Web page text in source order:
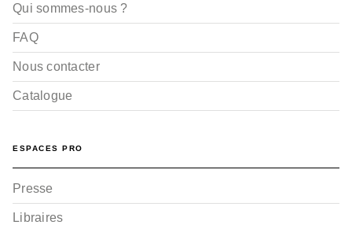
Qui sommes-nous ?
FAQ
Nous contacter
Catalogue
ESPACES PRO
Presse
Libraires